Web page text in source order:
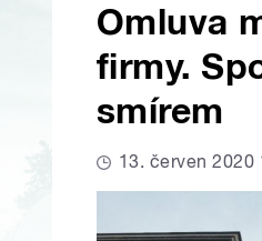
Omluva
firmy.
smírem
13. červen 2020